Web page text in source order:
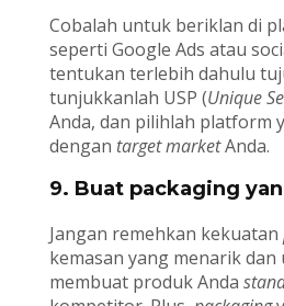
Cobalah untuk beriklan di
seperti Google Ads atau
tentukan terlebih dahulu
tunjukkanlah USP (Unique
Anda, dan pilihlah platform
dengan target marketAnda.
9. Buat packaging
Jangan remehkan kekuatan
kemasan yang menarik dan
membuat produk Anda